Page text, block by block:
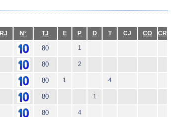
RJ N° TJ E P D T CJ CO CR
80 1
80 2
80 1 4
80 1
80 4